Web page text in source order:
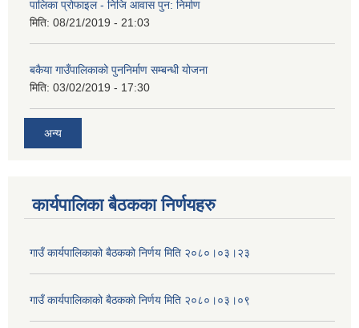
पालिका प्रोफाइल - निजि आवास पुन: निर्माण
मिति: 08/21/2019 - 21:03
बकैया गाउँपालिकाको पुननिर्माण सम्बन्धी योजना
मिति: 03/02/2019 - 17:30
अन्य
कार्यपालिका बैठकका निर्णयहरु
गाउँ कार्यपालिकाको बैठकको निर्णय मिति २०८०।०३।२३
गाउँ कार्यपालिकाको बैठकको निर्णय मिति २०८०।०३।०९